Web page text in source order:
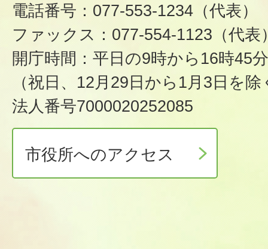
電話番号：077-553-1234（代表）
ファックス：077-554-1123（代表
開庁時間：平日の9時から16時45分
（祝日、12月29日から1月3日を除
法人番号7000020252085
市役所へのアクセス